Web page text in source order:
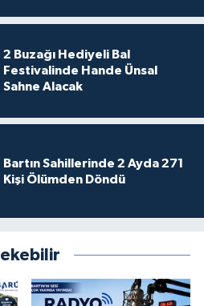
2 Buzağı Hediyeli Bal
Festivalinde Hande Ünsal
Sahne Alacak
Bartın Sahillerinde 2 Ayda 271
Kişi Ölümden Döndü